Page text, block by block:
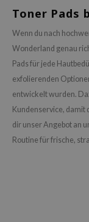
Toner Pads
Wenn du nach
Wonderland genau
Pads für jede
exfolierenden
entwickelt wurden.
Kundenservice, damit
dir unser Angebot an
Routine für frische,